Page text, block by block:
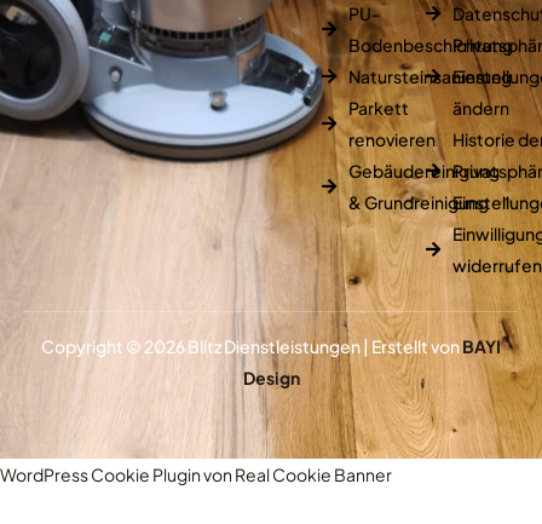
PU-
Bodenbeschichtung
Natursteinsanierung
Parkett
renovieren
Gebäudereinigung
& Grundreinigung
ändern
Historie
widerrufen
Copyright © 2026 Blitz Dienstleistungen | Erstellt vonBAYI
Design
WordPress Cookie Plugin von Real Cookie Banner